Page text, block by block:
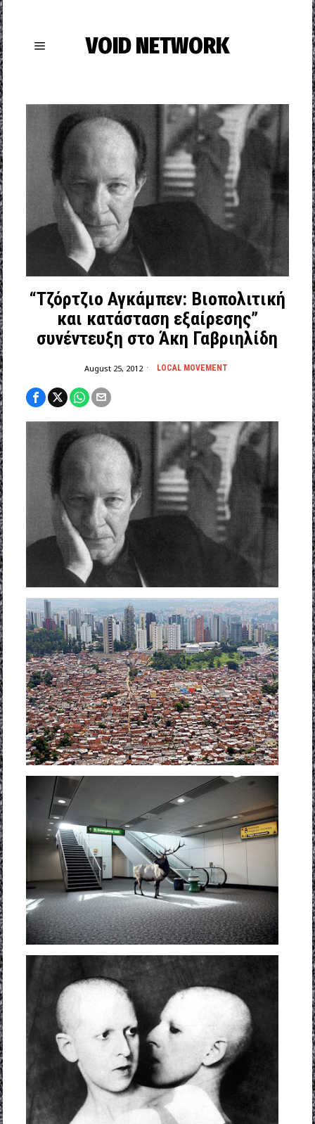
VOID NETWORK
“Τζόρτζιο Αγκάμπεν: Βιοπολιτική
και κατάσταση εξαίρεσης”
συνέντευξη στο Άκη Γαβριηλίδη
August 25, 2012 LOCAL MOVEMENT